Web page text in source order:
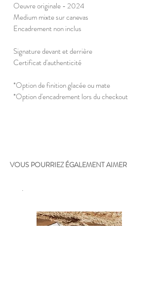
Oeuvre originale - 2024
Medium mixte sur canevas
Encadrement non inclus
Signature devant et derrière
Certificat d'authenticité
*Option de finition glacée ou mate
*Option d'encadrement lors du checkout
VOUS POURRIEZ ÉGALEMENT AIMER
.